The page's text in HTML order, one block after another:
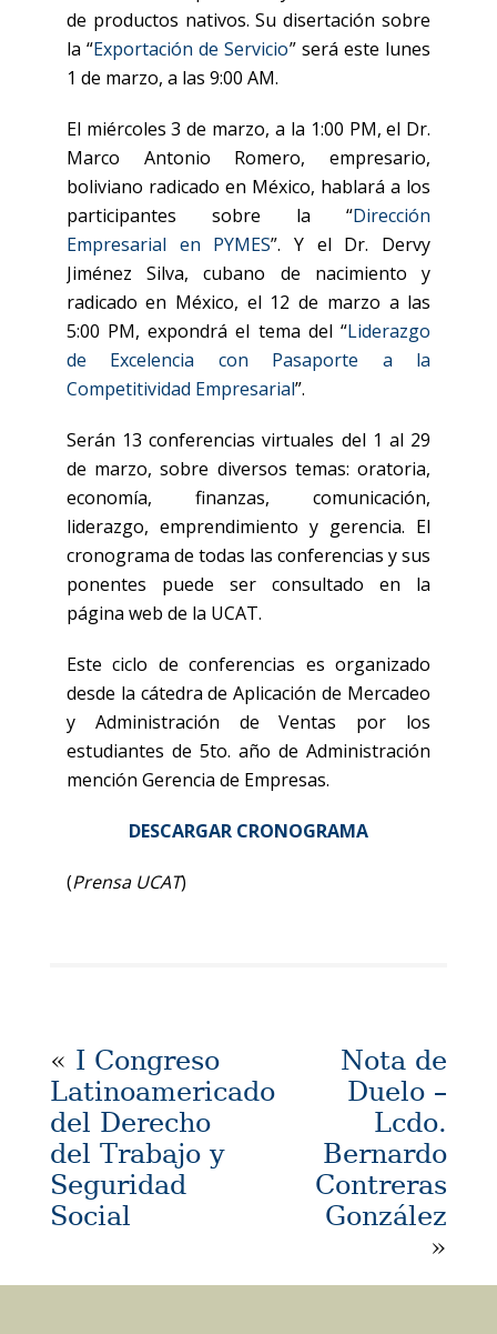
de productos nativos. Su disertación sobre
la “Exportación de Servicio” será este lunes
1 de marzo, a las 9:00 AM.
El miércoles 3 de marzo, a la 1:00 PM, el Dr.
Marco Antonio Romero, empresario,
boliviano radicado en México, hablará a los
participantes sobre la “Dirección
Empresarial en PYMES”. Y el Dr. Dervy
Jiménez Silva, cubano de nacimiento y
radicado en México, el 12 de marzo a las
5:00 PM, expondrá el tema del “Liderazgo
de Excelencia con Pasaporte a la
Competitividad Empresarial”.
Serán 13 conferencias virtuales del 1 al 29
de marzo, sobre diversos temas: oratoria,
economía, finanzas, comunicación,
liderazgo, emprendimiento y gerencia. El
cronograma de todas las conferencias y sus
ponentes puede ser consultado en la
página web de la UCAT.
Este ciclo de conferencias es organizado
desde la cátedra de Aplicación de Mercadeo
y Administración de Ventas por los
estudiantes de 5to. año de Administración
mención Gerencia de Empresas.
DESCARGAR CRONOGRAMA
(Prensa UCAT)
« I Congreso
Latinoamericado
del Derecho
del Trabajo y
Seguridad
Social
Nota de
Duelo –
Lcdo.
Bernardo
Contreras
González
»